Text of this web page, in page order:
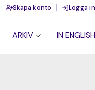
Skapa konto Logga in
ARKIV IN ENGLISH